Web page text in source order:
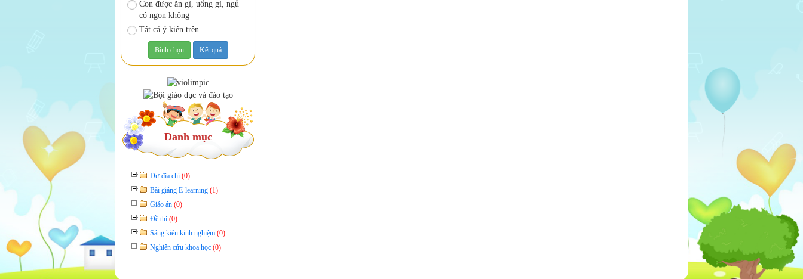
Con được ăn gì, uống gì, ngủ
có ngon không
Tất cả ý kiến trên
Danh mục
Dư địa chí (0)
Bài giảng E-learning (1)
Giáo án (0)
Đề thi (0)
Sáng kiến kinh nghiệm (0)
Nghiên cứu khoa học (0)